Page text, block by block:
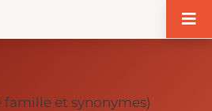
et synonymes)